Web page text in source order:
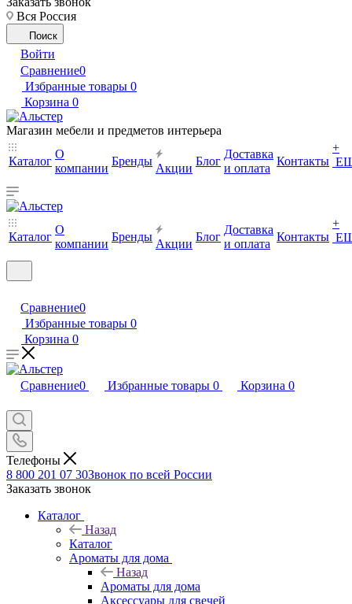
Вся Россия
Поиск
Войти
Сравнение0
Избранные товары 0
Корзина 0
Магазин мебели и предметов интерьера
Каталог
О
компании
Бренды
Акции
Блог
Доставка
и оплата
Контакты
+
Каталог
О
компании
Бренды
Акции
Блог
Доставка
и оплата
Контакты
+
Сравнение0
Избранные товары 0
Корзина 0
Сравнение0 Избранные товары 0 Корзина 0
Телефоны
8 800 201 07 30Звонок по всей России
Заказать звонок
Каталог
Назад
Каталог
Ароматы для дома
Назад
Ароматы для дома
Аксессуары для свечей